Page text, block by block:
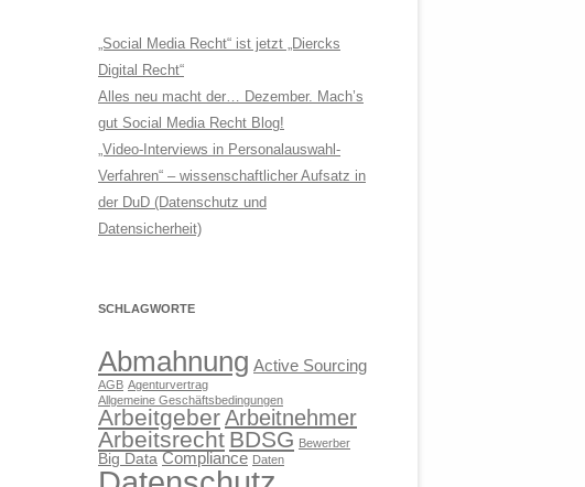
„Social Media Recht“ ist jetzt „Diercks
Digital Recht“
Alles neu macht der… Dezember. Mach’s
gut Social Media Recht Blog!
„Video-Interviews in Personalauswahl-
Verfahren“ – wissenschaftlicher Aufsatz in
der DuD (Datenschutz und
Datensicherheit)
SCHLAGWORTE
Abmahnung Active Sourcing
AGB Agenturvertrag
Allgemeine Geschäftsbedingungen
ArbeitgeberArbeitnehmer
Arbeitsrecht BDSG Bewerber
Big Data Compliance Daten